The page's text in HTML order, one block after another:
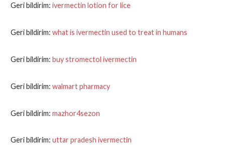
Geri bildirim: ivermectin lotion for lice
Geri bildirim: what is ivermectin used to treat in humans
Geri bildirim: buy stromectol ivermectin
Geri bildirim: walmart pharmacy
Geri bildirim: mazhor4sezon
Geri bildirim: uttar pradesh ivermectin